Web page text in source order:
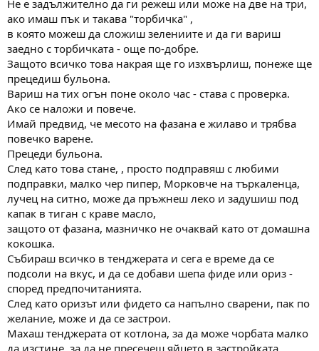
Не е задължително да ги режеш или може на две на три,
ако имаш пък и такава "торбичка" ,
в която можеш да сложиш зелениите и да ги вариш
заедно с торбичката - още по-добре.
Защото всичко това накрая ще го изхвърлиш, понеже ще
прецедиш бульона.
Вариш на тих огън поне около час - става с проверка.
Ако се наложи и повече.
Имай предвид, че месото на фазана е жилаво и трябва
повечко варене.
Прецеди бульона.
След като това стане, , просто подправяш с любими
подправки, малко чер пипер, Морковче на търкаленца,
лучец на ситно, може да пръжнеш леко и задушиш под
капак в тиган с краве масло,
защото от фазана, мазничко не очаквай като от домашна
кокошка.
Събираш всичко в тенджерата и сега е време да се
подсоли на вкус, и да се добави шепа фиде или ориз -
според предпочитанията.
След като оризът или фидето са напълно сварени, пак по
желание, може и да се застрои.
Махаш тенджерата от котлона, за да може чорбата малко
да изстине, за да не пресечеш яйцето в застройката.